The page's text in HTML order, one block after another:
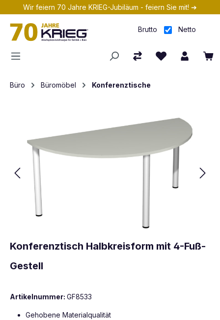
Zum Hauptinhalt springen
Wir feiern 70 Jahre KRIEG-Jubiläum - feiern Sie mit! ➔
Brutto Netto
Büro Büromöbel Konferenztische
Konferenztisch Halbkreisform mit 4-Fuß-
Gestell
Artikelnummer: GF8533
Gehobene Materialqualität